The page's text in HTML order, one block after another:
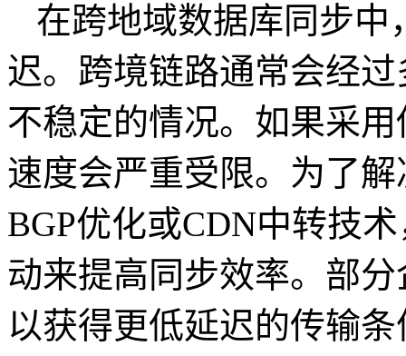
在跨地域数据库同步中
迟。跨境链路通常会经
不稳定的情况。如果采
速度会严重受限。为了
BGP优化或CDN中转技
动来提高同步效率。部
以获得更低延迟的传输